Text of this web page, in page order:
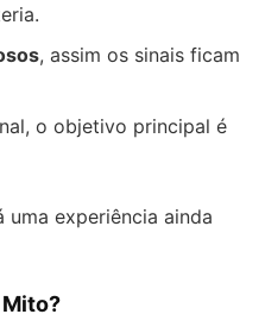
, assim os sinais ficam
o objetivo principal é
uma experiência ainda
Mito?